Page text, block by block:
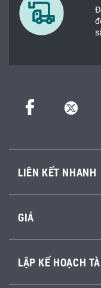
LIÊN KẾT NHANH
GIÁ
LẬP KẾ HOẠCH